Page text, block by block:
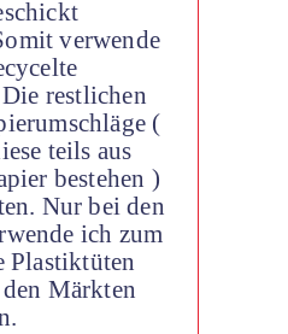
verwende
restlichen
(
teils aus
bestehen )
Nur bei den
ich zum
Plastiktüten
Märkten